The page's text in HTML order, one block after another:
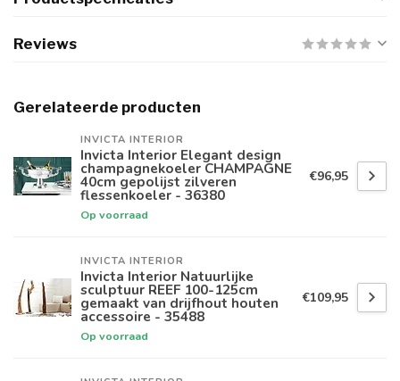
Reviews
Gerelateerde producten
INVICTA INTERIOR
Invicta Interior Elegant design
champagnekoeler CHAMPAGNE
40cm gepolijst zilveren
flessenkoeler - 36380
Op voorraad
€96,95
INVICTA INTERIOR
Invicta Interior Natuurlijke
sculptuur REEF 100-125cm
gemaakt van drijfhout houten
accessoire - 35488
Op voorraad
€109,95